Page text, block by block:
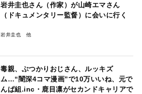
岩井圭也さん（作家）が山崎エマさん
（ドキュメンタリー監督）に会いに行く
岩井圭也
毒親、ぶつかりおじさん、ルッキズ
ム…“闇深4コマ漫画”で10万いいね、元で
んぱ組.inc・鹿目凛がセカンドキャリアで